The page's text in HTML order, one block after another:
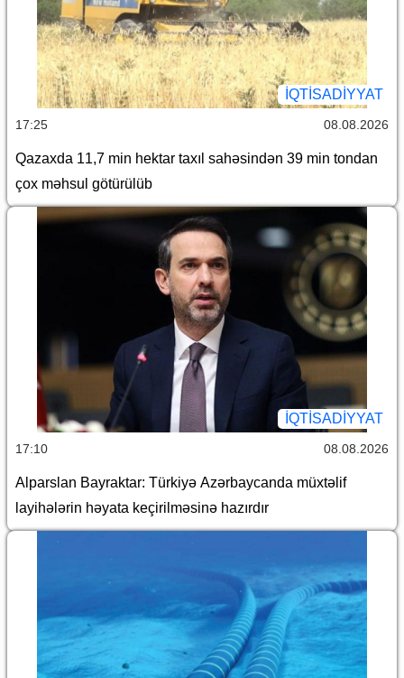
İQTİSADİYYAT
17:25 08.08.2026
Qazaxda 11,7 min hektar taxıl sahəsindən 39 min tondan
çox məhsul götürülüb
İQTİSADİYYAT
17:10 08.08.2026
Alparslan Bayraktar: Türkiyə Azərbaycanda müxtəlif
layihələrin həyata keçirilməsinə hazırdır